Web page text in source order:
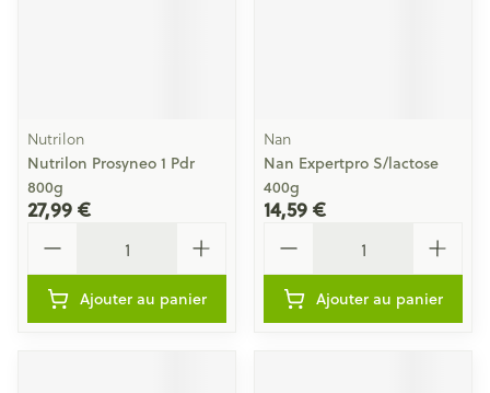
Nutrilon
Nutrilon Prosyneo 1 Pdr
800g
27,99 €
Ajouter au panier
Nan
Nan Expertpro S/lactose
400g
14,59 €
Ajouter au panier